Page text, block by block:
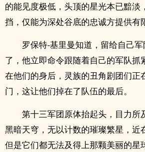
的能见度极低，头顶的星光本已黯淡
挡，仅能为深处谷底的忠诚方提供有
罗保特-基里曼知道，留给自己
了，他立即命令跟随着自己的军队抓
在他们的身后，灵族的丑角剧团们正
门，这让他们掉在了队伍的最后。
第十三军团原体抬起头，目力所
黑暗天穹，无以计数的璀璨繁星，近
但是它们都无法及得上那颗美丽的星